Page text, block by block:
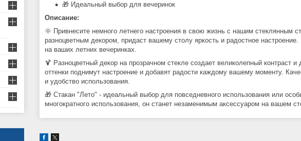
🎁 Идеальный выбор для вечеринок
Описание:
🌞 Привнесите немного летнего настроения в свою жизнь с нашим стеклянным
разноцветным декором, придаст вашему столу яркость и радостное
на ваших летних вечеринках.
🍹 Разноцветный декор на прозрачном стекле создает великолепный контраст
оттенки поднимут настроение и добавят радости каждому вашему моменту.
и удобство использования.
🎁 Стакан "Лето" - идеальный выбор для повседневного использования или
многократного использования, он станет незаменимым аксессуаром на вашем